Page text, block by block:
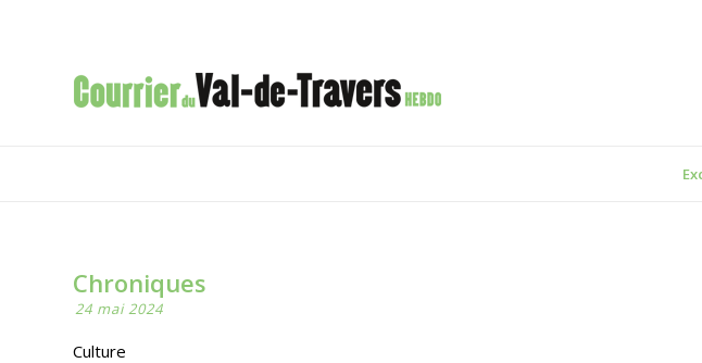
Chroniques
24 mai 2024
Culture